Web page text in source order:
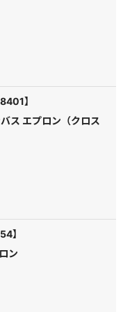
】
ス エプロン（クロス
】
ン